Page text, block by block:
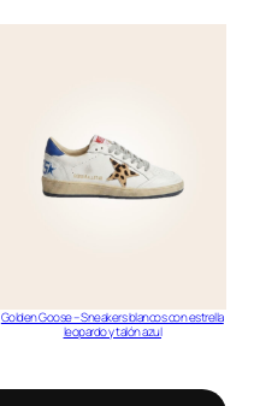
Golden Goose – Sneakers blancos con estrella
leopardo y talón azul